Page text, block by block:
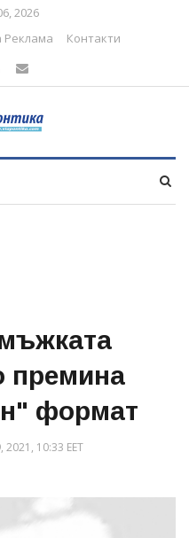
2026
Реклама Контакти
премина
формат
10:33 EET